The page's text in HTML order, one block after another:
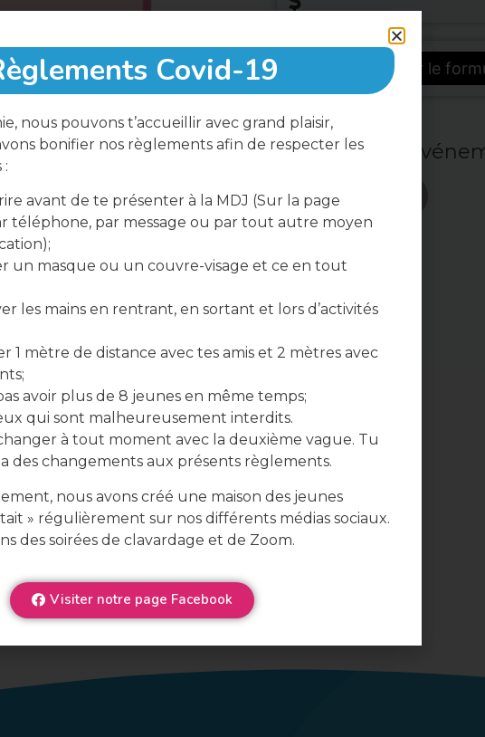
télécharger le
Partager cet
Covid-19
nous pouvons t’accueillir avec grand plaisir,
bonifier nos règlements afin de respecter les
:
avant de te présenter à la MDJ (Sur la page
téléphone, par message ou par tout autre moyen
un masque ou un couvre-visage et ce en tout
les mains en rentrant, en sortant et lors d’activités
1 mètre de distance avec tes amis et 2 mètres avec
avoir plus de 8 jeunes en même temps;
qui sont malheureusement interdits.
à tout moment avec la deuxième vague. Tu
a des changements aux présents règlements.
nous avons créé une maison des jeunes
» régulièrement sur nos différents médias sociaux.
des soirées de clavardage et de Zoom.
Visiter notre page Facebook